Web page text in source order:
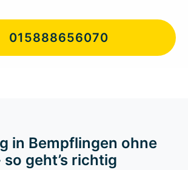
015888656070
in Bempflingen ohne
geht’s richtig